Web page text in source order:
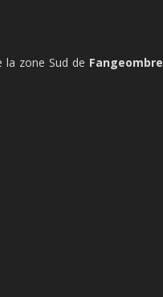
la zone Sud de Fangeombre